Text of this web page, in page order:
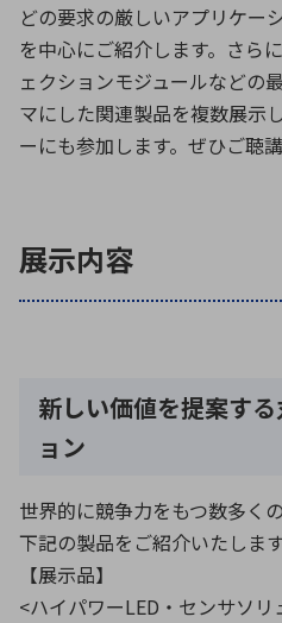
半導体・電子部
どの要求の厳しいアプリケー
を中心にご紹介します。さら
ェクションモジュールなどの
マにした関連製品を複数展示
ーにも参加します。ぜひご聴
展示内容
新しい価値を提案す
ョン
世界的に競争力をもつ数多く
下記の製品をご紹介いたします
【展示品】
<ハイパワーLED・センサソリ